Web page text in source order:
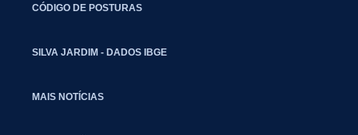
CÓDIGO DE POSTURAS
SILVA JARDIM - DADOS IBGE
MAIS NOTÍCIAS